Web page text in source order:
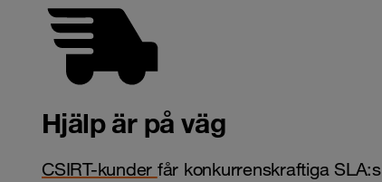
Hjälp är på väg
CSIRT-kunder får konkurrenskraftiga SLA:s